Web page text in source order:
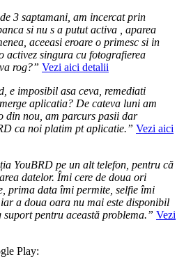
3 saptamani, am incercat prin
si nu s a putut activa , aparea
aceeasi eroare o primesc si in
activez singura cu fotografierea
rog?” Vezi aici detalii
e imposibil asa ceva, remediati
aplicatia? De cateva luni am
din nou, am parcurs pasii dar
ca noi platim pt aplicatie.” Vezi aici
YouBRD pe un alt telefon, pentru că
datelor. Îmi cere de doua ori
prima data îmi permite, selfie îmi
a doua oara nu mai este disponibil
pentru această problema.” Vezi
Play: